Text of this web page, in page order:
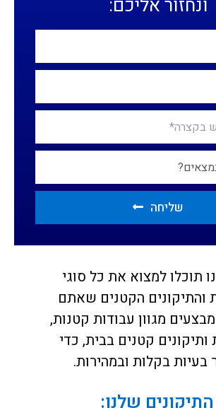
ונחזור אליכם:
שליחה
תוכלו למצוא את כל סוגי
והתיקונים הקטנים שאתם
מגוון עבודות קטנות,
קטנים בבית, כדי
בעיות בקלות ובמהירות.